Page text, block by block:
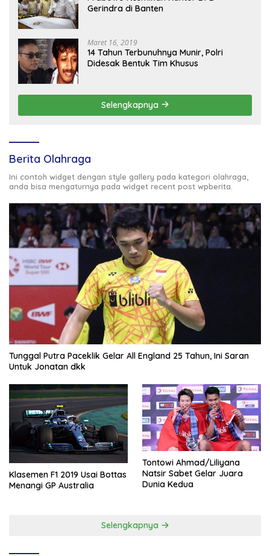
Gerindra di Banten
Maret 16, 2019
14 Tahun Terbunuhnya Munir, Polri
Didesak Bentuk Tim Khusus
Selengkapnya
Berita Olahraga
Ini contoh widget dengan style gallery pada kategori olahraga,
anda bisa mengaturnya pada widget recent post wpberita.
Tunggal Putra Paceklik Gelar All England 25 Tahun, Ini Saran
Untuk Jonatan dkk
Klasemen F1 2019 Usai Bottas
Menangi GP Australia
Tontowi Ahmad/Liliyana
Natsir Sabet Gelar Juara
Dunia Kedua
Selengkapnya